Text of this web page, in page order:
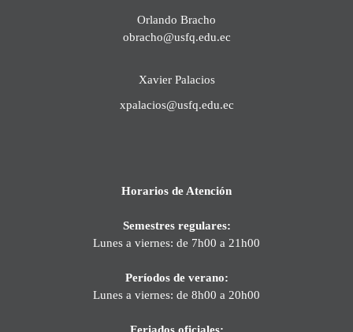
Orlando Bracho
obracho@usfq.edu.ec
Xavier Palacios
xpalacios@usfq.edu.ec
Horarios de Atención
Semestres regulares:
Lunes a viernes: de 7h00 a 21h00
Períodos de verano:
Lunes a viernes: de 8h00 a 20h00
Feriados oficiales: